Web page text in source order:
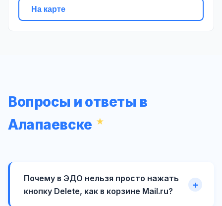
На карте
Вопросы и ответы в
Алапаевске
Почему в ЭДО нельзя просто нажать
кнопку Delete, как в корзине Mail.ru?